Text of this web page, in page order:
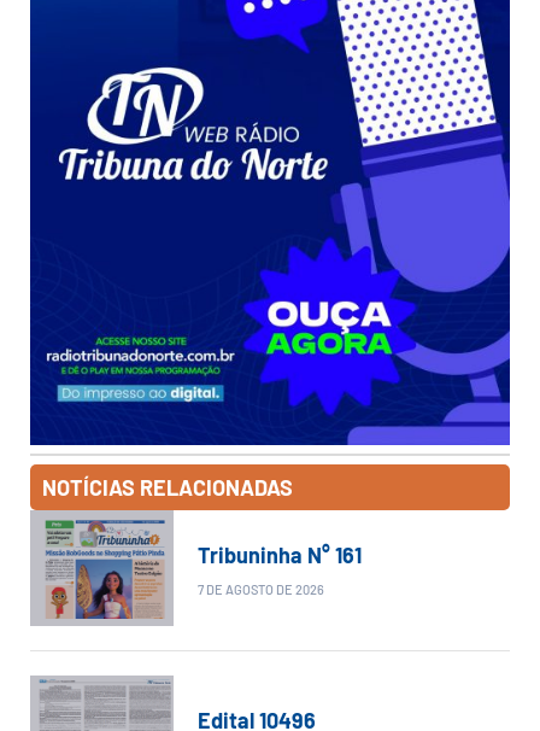
NOTÍCIAS RELACIONADAS
Tribuninha N° 161
7 DE AGOSTO DE 2026
Edital 10496